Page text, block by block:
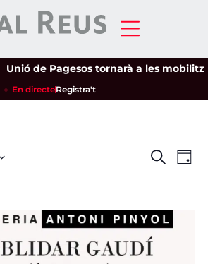
Unió de Pagesos tornarà a les
En directeRegistra't
i
cerca
CercaDia